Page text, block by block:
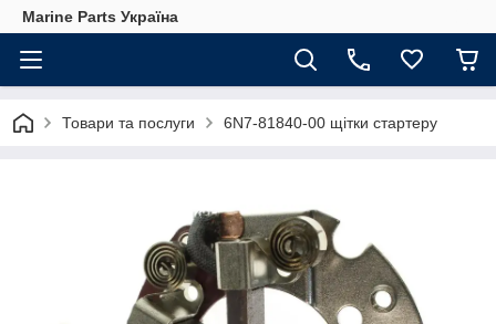
Marine Parts Україна
Товари та послуги 6N7-81840-00 щітки стартеру